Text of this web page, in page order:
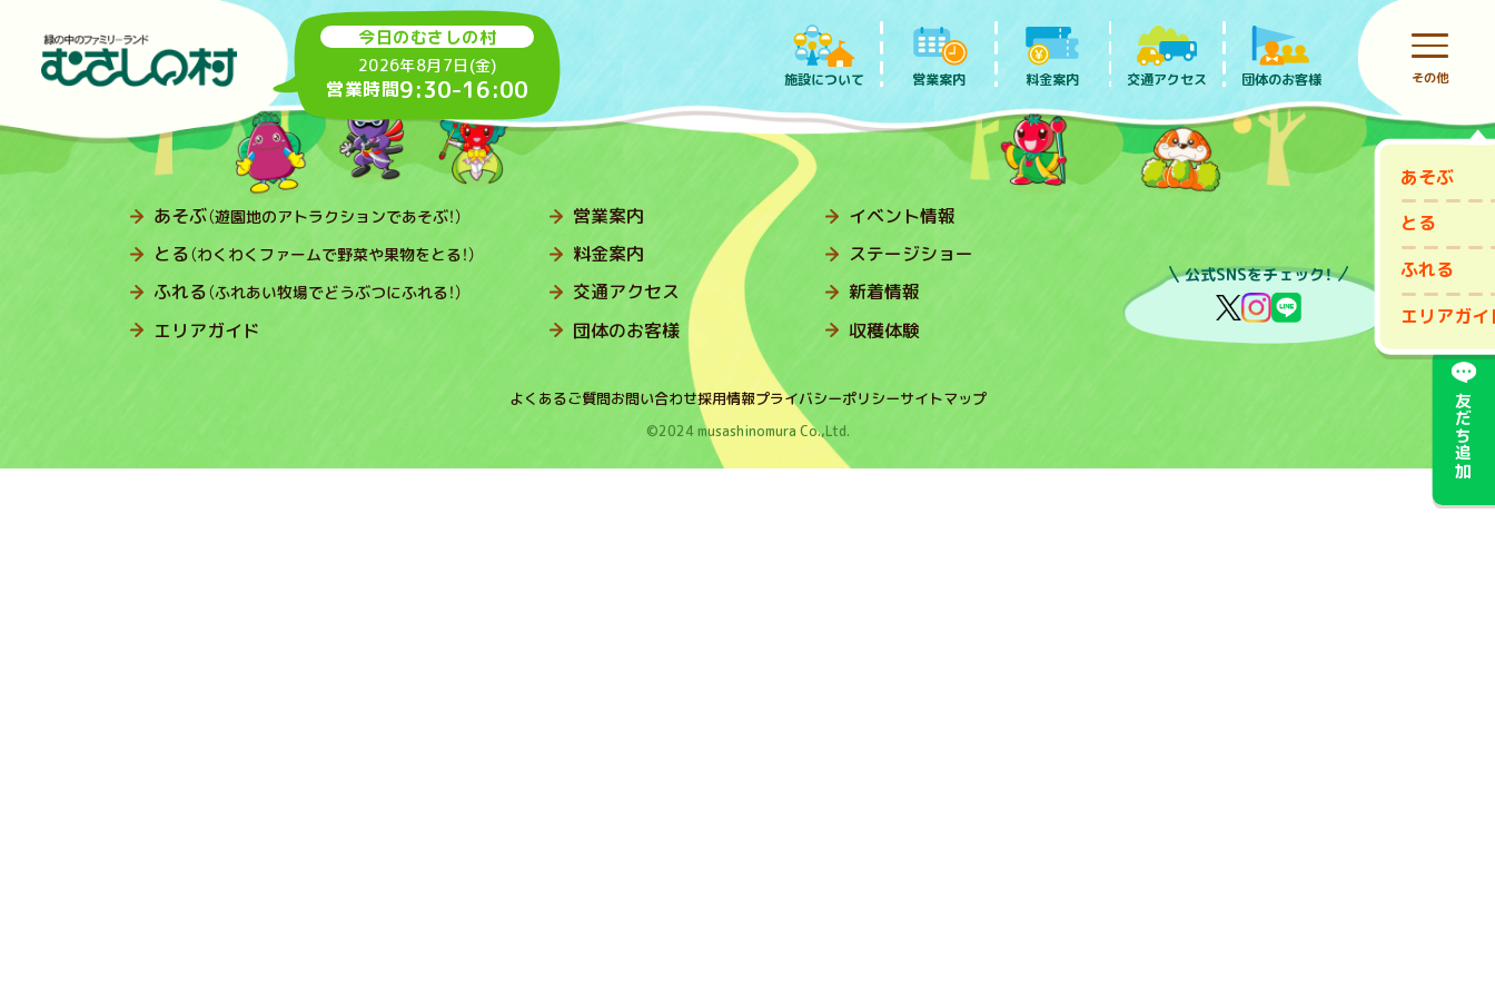
今日のむさしの村
2026年8月7日(金)
営業時間9:30-16:00 施設について
あそぶ
とる
ふれる
エリアガイ
営業案内 料金案内 交通アクセス 団体のお客様 その他
前売りチケット
友だち追加
あそぶ（遊園地のアトラクションであそぶ！）
とる（わくわくファームで野菜や果物をとる！）
ふれる（ふれあい牧場でどうぶつにふれる！）
エリアガイド
営業案内
料金案内
交通アクセス
団体のお客様
イベント情報
ステージショー
新着情報
収穫体験
公式SNSをチェック！
よくあるご質問お問い合わせ採用情報プライバシーポリシーサイトマップ
©2024 musashinomura Co.,Ltd.